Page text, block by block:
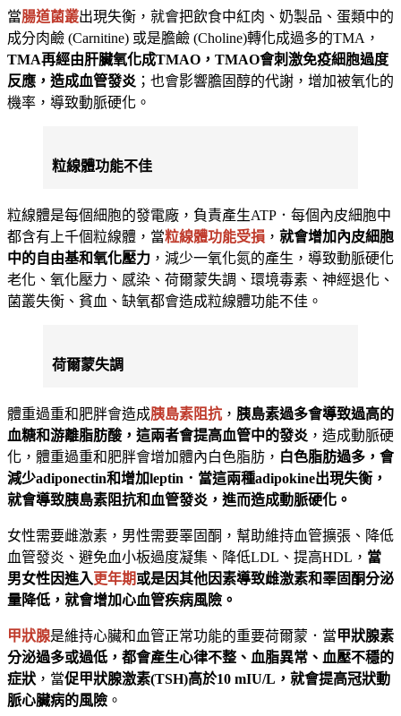
當腸道菌叢出現失衡，就會把飲食中紅肉、奶製品、蛋類中的
成分肉鹼 (Carnitine) 或是膽鹼 (Choline)轉化成過多的TMA，
TMA再經由肝臟氧化成TMAO，TMAO會刺激免疫細胞過度
反應，造成血管發炎 ；也會影響膽固醇的代謝，增加被氧化的
機率，導致動脈硬化。
粒線體功能不佳
粒線體是每個細胞的發電廠，負責產生ATP．每個內皮細胞中
都含有上千個粒線體，當粒線體功能受損 ， 就會增加內皮細胞
中的自由基和氧化壓力 ，減少一氧化氮的產生，導致動脈硬化
老化、氧化壓力、感染、荷爾蒙失調、環境毒素、神經退化、
菌叢失衡、貧血、缺氧都會造成粒線體功能不佳。
荷爾蒙失調
體重過重和肥胖會造成胰島素阻抗 ， 胰島素過多會導致過高的
血糖和游離脂肪酸，這兩者會提高血管中的發炎 ，造成動脈硬
化，體重過重和肥胖會增加體內白色脂肪， 白色脂肪過多，會
減少adiponectin和增加leptin．當這兩種adipokine出現失衡，
就會導致胰島素阻抗和血管發炎，進而造成動脈硬化。
女性需要雌激素，男性需要睪固酮，幫助維持血管擴張、降低
血管發炎、避免血小板過度凝集、降低LDL、提高HDL， 當
男女性因進入更年期或是因其他因素導致雌激素和睪固酮分泌
量降低，就會增加心血管疾病風險。
甲狀腺是維持心臟和血管正常功能的重要荷爾蒙．當甲狀腺素
分泌過多或過低，都會產生心律不整、血脂異常、血壓不穩的
症狀 ，當促甲狀腺激素(TSH)高於10 mIU/L，就會提高冠狀動
脈心臟病的風險 。